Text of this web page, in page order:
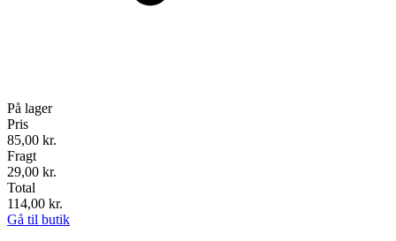
På lager
Pris
85,00 kr.
Fragt
29,00 kr.
Total
114,00 kr.
Gå til butik